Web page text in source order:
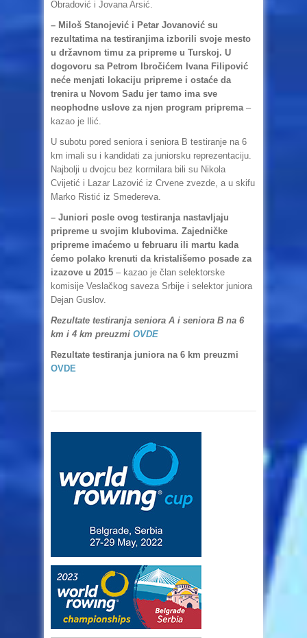
Obradović i Jovana Arsić.
– Miloš Stanojević i Petar Jovanović su
rezultatima na testiranjima izborili svoje mesto
u državnom timu za pripreme u Turskoj. U
dogovoru sa Petrom Ibročićem Ivana Filipović
neće menjati lokaciju pripreme i ostaće da
trenira u Novom Sadu jer tamo ima sve
neophodne uslove za njen program priprema–
kazao je Ilić.
U subotu pored seniora i seniora B testiranje na 6
km imali su i kandidati za juniorsku reprezentaciju.
Najbolji u dvojcu bez kormilara bili su Nikola
Cvijetić i Lazar Lazović iz Crvene zvezde, a u skifu
Marko Ristić iz Smedereva.
– Juniori posle ovog testiranja nastavljaju
pripreme u svojim klubovima. Zajedničke
pripreme imaćemo u februaru ili martu kada
ćemo polako krenuti da kristališemo posade za
izazove u 2015 – kazao je član selektorske
komisije Veslačkog saveza Srbije i selektor juniora
Dejan Guslov.
Rezultate testiranja seniora A i seniora B na 6
km i 4 km preuzmi OVDE
Rezultate testiranja juniora na 6 km preuzmi
OVDE